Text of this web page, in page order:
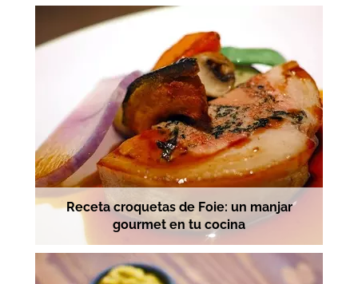
Receta croquetas de Foie: un manjar
gourmet en tu cocina